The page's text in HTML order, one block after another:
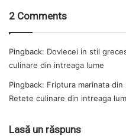
2 Comments
Pingback: Dovlecei in stil
culinare din intreaga lume
Pingback: Friptura marinata
Retete culinare din intreaga
Lasă un răspuns